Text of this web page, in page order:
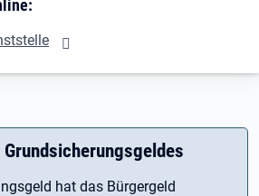
hat das Bürgergeld